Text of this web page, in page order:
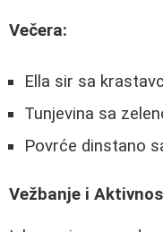
Večera:
Ella sir sa
Tunjevina sa
Povrće dinstano
Vežbanje i